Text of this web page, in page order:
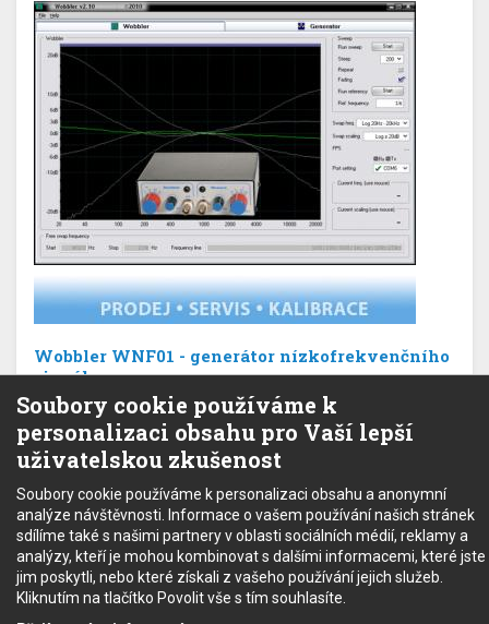
Wobbler WNF01 - generátor nízkofrekvenčního
signálu
Na objednávku
8 000 Kčbez DPH
Copyright © 2022 - SEC electronic s.r.o.
Podmínky užití
Obchodní podmínky
Soubory cookie používáme k
personalizaci obsahu pro Vaší lepší
uživatelskou zkušenost
Soubory cookie používáme k personalizaci obsahu a anonymní
analýze návštěvnosti. Informace o vašem používání našich stránek
sdílíme také s našimi partnery v oblasti sociálních médií, reklamy a
analýzy, kteří je mohou kombinovat s dalšími informacemi, které jste
jim poskytli, nebo které získali z vašeho používání jejich služeb.
Kliknutím na tlačítko Povolit vše s tím souhlasíte.